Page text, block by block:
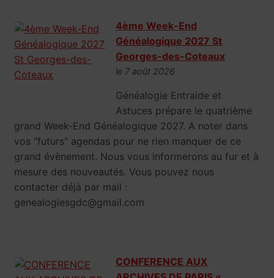
4ème Week-End
Généalogique 2027 St
Georges-des-Coteaux
le 7 août 2026
Généalogie Entraide et
Astuces prépare le quatrième
grand Week-End Généalogique 2027. A noter dans
vos "futurs" agendas pour ne rien manquer de ce
grand évènement. Nous vous informerons au fur et à
mesure des nouveautés. Vous pouvez nous
contacter déjà par mail :
genealogiesgdc@gmail.com
CONFERENCE AUX